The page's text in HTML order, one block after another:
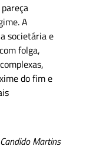
A
societária e
folga,
do fim e
Martins